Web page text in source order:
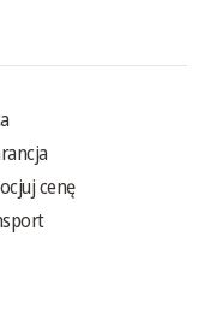
cenę